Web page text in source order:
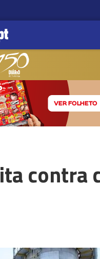
contra